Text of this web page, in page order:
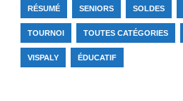
RÉSUMÉ SENIORS SOLDES
TOURNOI TOUTES CATÉGORIES
VISPALY ÉDUCATIF